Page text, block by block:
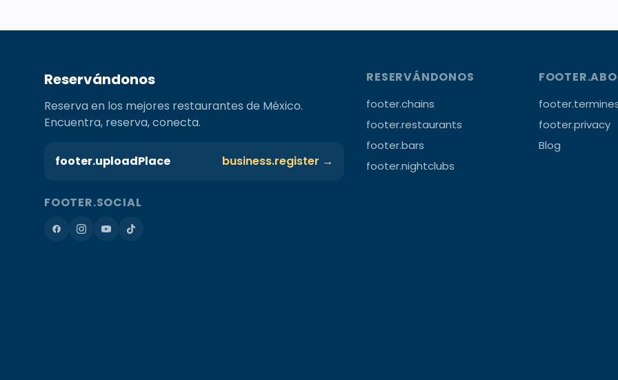
Reservándonos
Reserva en los mejores restaurantes de México.
Encuentra, reserva, conecta.
footer.uploadPlace business.register →
FOOTER.SOCIAL
RESERVÁNDONOS
footer.chains
footer.restaurants
footer.bars
footer.nightclubs
footer.privacy
Blog